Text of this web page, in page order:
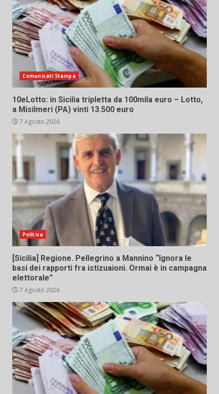
Comunicati Stampa
10eLotto: in Sicilia tripletta da 100mila euro – Lotto,
a Misilmeri (PA) vinti 13.500 euro
7 Agosto 2026
Politica
[Sicilia] Regione. Pellegrino a Mannino “Ignora le
basi dei rapporti fra istizuaioni. Ormai è in campagna
elettorale”
7 Agosto 2026